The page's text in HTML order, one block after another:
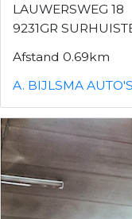
LAUWERSWEG 18
9231GR
Afstand 0.69km
A. BIJLSMA